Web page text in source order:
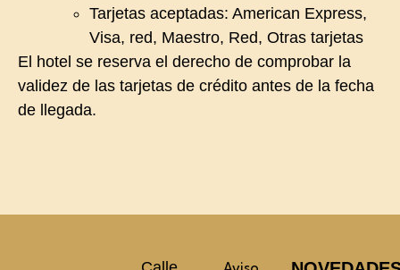
Tarjetas aceptadas: American Express,
Visa, red, Maestro, Red, Otras tarjetas
El hotel se reserva el derecho de comprobar la
validez de las tarjetas de crédito antes de la fecha
de llegada.